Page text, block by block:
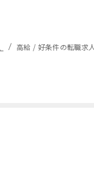
高給 / 好条件の転職求人